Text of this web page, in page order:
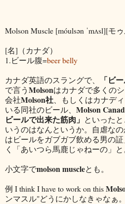
Molson Muscle [móulsən ˈmʌsl][モ
[名]（カナダ）
1.ビール腹=beer belly
カナダ英語のスラングで、
「ビ
で言うMolsonはカナダで多くの
会社Molson社 、もしくはカナデ
いる同社のビール、 Molson
ビールで出来た筋肉」 といった
いうのはなんというか。自虐な
はビールをガブガブ飲める男の
く「あいつら馬鹿じゃねーの」と
小文字でmolson muscleとも。
例 I think I have to work on this
ンマスル"どうにかしなきゃなぁ。